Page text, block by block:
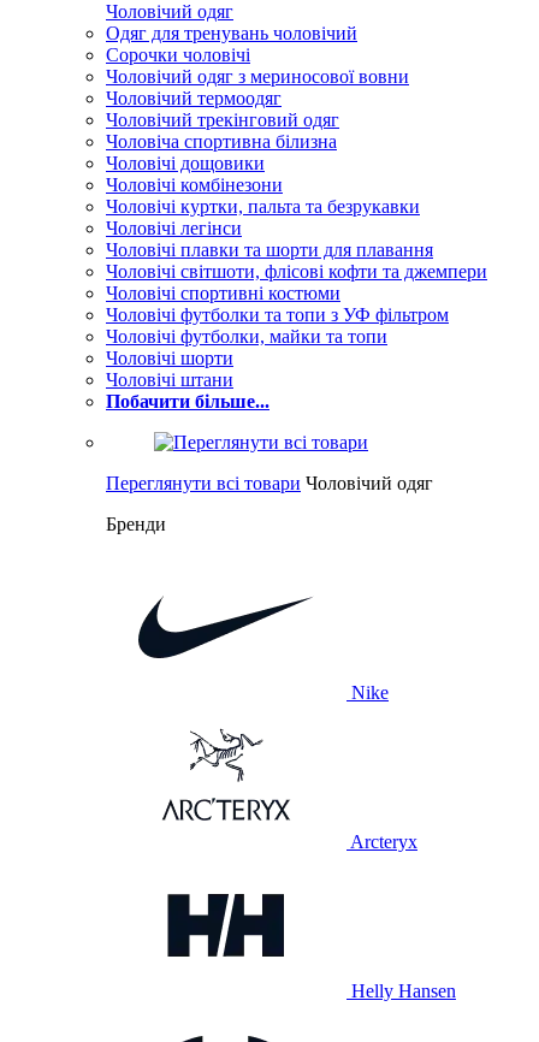
Чоловічий одяг
Одяг для тренувань чоловічий
Сорочки чоловічі
Чоловічий одяг з мериносової вовни
Чоловічий термоодяг
Чоловічий трекінговий одяг
Чоловіча спортивна білизна
Чоловічі дощовики
Чоловічі комбінезони
Чоловічі куртки, пальта та безрукавки
Чоловічі легінси
Чоловічі плавки та шорти для плавання
Чоловічі світшоти, флісові кофти та джемпери
Чоловічі спортивні костюми
Чоловічі футболки та топи з УФ фільтром
Чоловічі футболки, майки та топи
Чоловічі шорти
Чоловічі штани
Побачити більше...
Переглянути всі товари Чоловічий одяг
Бренди
Nike
Arcteryx
Helly Hansen